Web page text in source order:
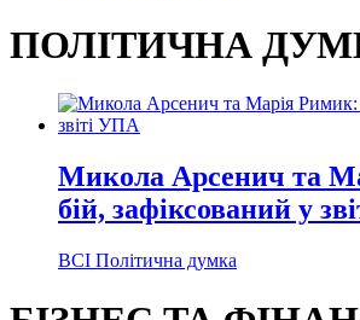
ПОЛІТИЧНА
Микола Арсенич та
бій, зафіксований у
ВСІ Політична думка